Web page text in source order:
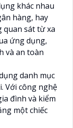
khác nhau
hàng, hay
quan sát từ xa
ứng dụng,
và an toàn
danh mục
Với công nghệ
đình và kiểm
một chiếc